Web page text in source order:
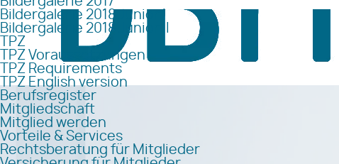
Bildergalerie 2018 Junior I
Bildergalerie 2018 Junior II
TPZ
TPZ Voraussetzungen
TPZ Requirements
TPZ English version
Berufsregister
Mitgliedschaft
Mitglied werden
Vorteile & Services
Rechtsberatung für Mitglieder